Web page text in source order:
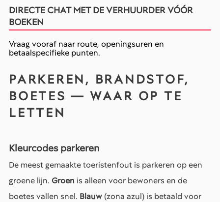
DIRECTE CHAT MET DE VERHUURDER VÓÓR
BOEKEN
Vraag vooraf naar route, openingsuren en
betaalspecifieke punten.
PARKEREN, BRANDSTOF,
BOETES — WAAR OP TE
LETTEN
Kleurcodes parkeren
De meest gemaakte toeristenfout is parkeren op een
groene lijn. Groen is alleen voor bewoners en de
boetes vallen snel. Blauw (zona azul) is betaald voor